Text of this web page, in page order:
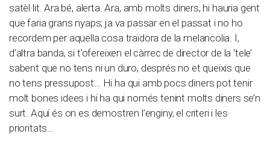
satèl·lit. Ara bé, alerta. Ara, amb molts diners, hi hauria gent
que faria grans nyaps; ja va passar en el passat i no ho
recordem per aquella cosa traïdora de la melancolia. I,
d’altra banda, si t’ofereixen el càrrec de director de la ‘tele’
sabent que no tens ni un duro, després no et queixis que
no tens pressupost… Hi ha qui amb pocs diners pot tenir
molt bones idees i hi ha qui només tenint molts diners se’n
surt. Aquí és on es demostren l’enginy, el criteri i les
prioritats…